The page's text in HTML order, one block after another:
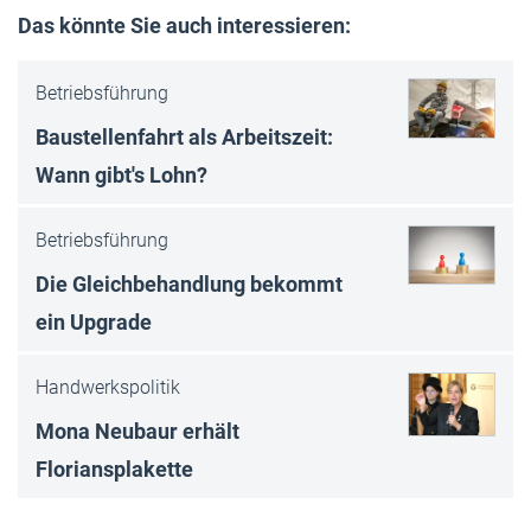
Das könnte Sie auch interessieren:
Betriebsführung
Baustellenfahrt als Arbeitszeit:
Wann gibt's Lohn?
Betriebsführung
Die Gleichbehandlung bekommt
ein Upgrade
Handwerkspolitik
Mona Neubaur erhält
Floriansplakette